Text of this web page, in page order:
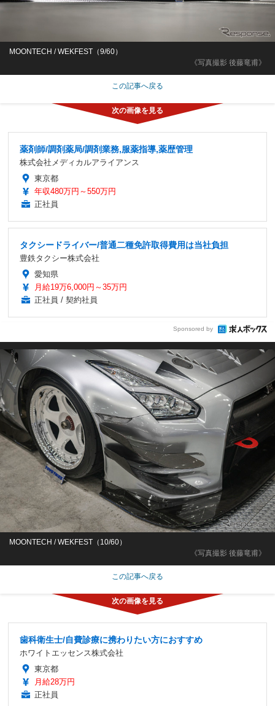
《写真撮影 後藤竜甫》
MOONTECH / WEKFEST（9/60）
この記事へ戻る
薬剤師/調剤薬局/調剤業務,服薬指導,薬歴管理
株式会社メディカルアライアンス
東京都
年収480万円～550万円
正社員
タクシードライバー/普通二種免許取得費用は当社負担
豊鉄タクシー株式会社
愛知県
月給19万6,000円～35万円
正社員 / 契約社員
Sponsored by
《写真撮影 後藤竜甫》
MOONTECH / WEKFEST（10/60）
この記事へ戻る
歯科衛生士/自費診療に携わりたい方におすすめ
ホワイトエッセンス株式会社
東京都
月給28万円
正社員